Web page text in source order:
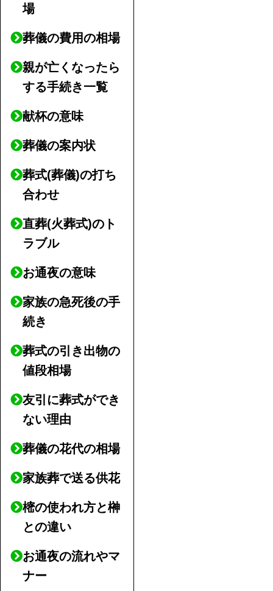
場
葬儀の費用の相場
親が亡くなったら
する手続き一覧
献杯の意味
葬儀の案内状
葬式(葬儀)の打ち
合わせ
直葬(火葬式)のト
ラブル
お通夜の意味
家族の急死後の手
続き
葬式の引き出物の
値段相場
友引に葬式ができ
ない理由
葬儀の花代の相場
家族葬で送る供花
樒の使われ方と榊
との違い
お通夜の流れやマ
ナー